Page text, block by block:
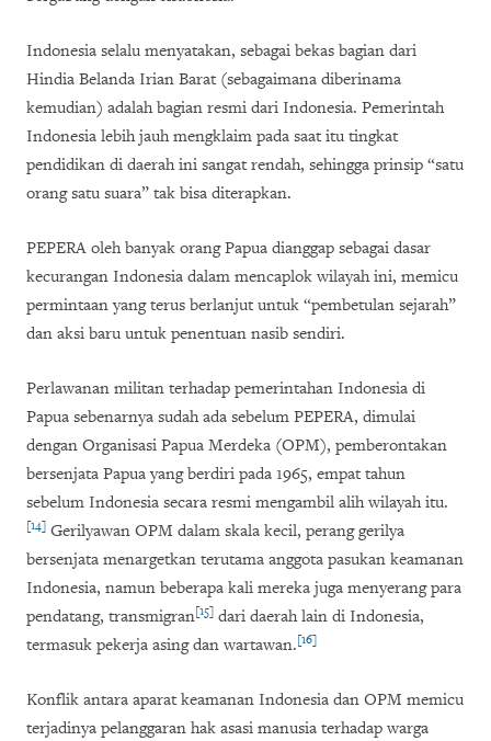
Indonesia selalu menyatakan, sebagai bekas bagian dari
Hindia Belanda Irian Barat (sebagaimana diberinama
kemudian) adalah bagian resmi dari Indonesia. Pemerintah
Indonesia lebih jauh mengklaim pada saat itu tingkat
pendidikan di daerah ini sangat rendah, sehingga prinsip “satu
orang satu suara” tak bisa diterapkan.
PEPERA oleh banyak orang Papua dianggap sebagai dasar
kecurangan Indonesia dalam mencaplok wilayah ini, memicu
permintaan yang terus berlanjut untuk “pembetulan sejarah”
dan aksi baru untuk penentuan nasib sendiri.
Perlawanan militan terhadap pemerintahan Indonesia di
Papua sebenarnya sudah ada sebelum PEPERA, dimulai
dengan Organisasi Papua Merdeka (OPM), pemberontakan
bersenjata Papua yang berdiri pada 1965, empat tahun
sebelum Indonesia secara resmi mengambil alih wilayah itu.
[14] Gerilyawan OPM dalam skala kecil, perang gerilya
bersenjata menargetkan terutama anggota pasukan keamanan
Indonesia, namun beberapa kali mereka juga menyerang para
pendatang, transmigran[15] dari daerah lain di Indonesia,
termasuk pekerja asing dan wartawan.[16]
Konflik antara aparat keamanan Indonesia dan OPM memicu
terjadinya pelanggaran hak asasi manusia terhadap warga